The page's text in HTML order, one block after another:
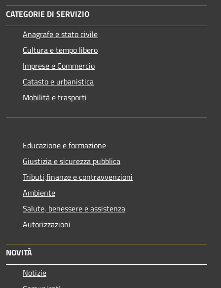
CATEGORIE DI SERVIZIO
Anagrafe e stato civile
Cultura e tempo libero
Imprese e Commercio
Catasto e urbanistica
Mobilità e trasporti
Educazione e formazione
Giustizia e sicurezza pubblica
Tributi,finanze e contravvenzioni
Ambiente
Salute, benessere e assistenza
Autorizzazioni
NOVITÀ
Notizie